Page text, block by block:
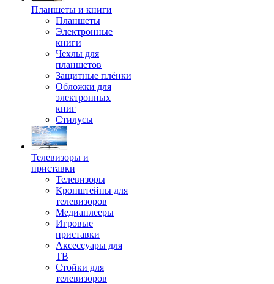
Планшеты и книги
Планшеты
Электронные
книги
Чехлы для
планшетов
Защитные плёнки
Обложки для
электронных
книг
Стилусы
Телевизоры и
приставки
Телевизоры
Кронштейны для
телевизоров
Медиаплееры
Игровые
приставки
Аксессуары для
ТВ
Стойки для
телевизоров